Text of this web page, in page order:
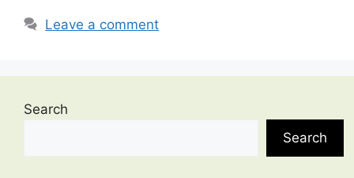
Leave a comment
Search
Search